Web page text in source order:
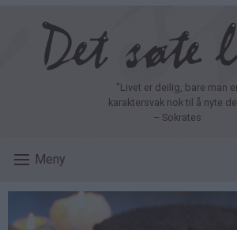
"Livet er deilig, bare man
karaktersvak nok til å nyte
– Sokrates
Meny